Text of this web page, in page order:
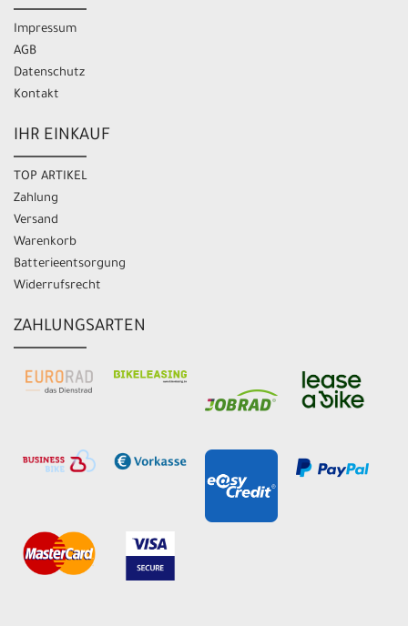
Impressum
AGB
Datenschutz
Kontakt
IHR EINKAUF
TOP ARTIKEL
Zahlung
Versand
Warenkorb
Batterieentsorgung
Widerrufsrecht
ZAHLUNGSARTEN